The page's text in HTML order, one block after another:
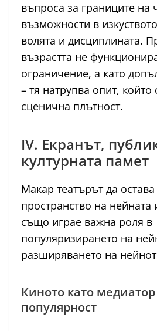
въпроса за границите на
възможности в
волята и дисциплината.
възрастта не
ограничение, а като
– тя натрупва опит,
сценична плътност.
IV. Екранът,
културната памет
Макар театърът да
пространство на нейната
също играе важна роля в
популяризирането на
разширяването на
Киното като
популярност